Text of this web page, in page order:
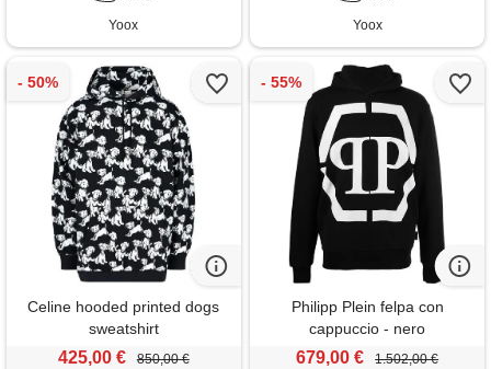
Yoox
Yoox
Celine hooded printed dogs
sweatshirt
425,00 € 850,00 €
Philipp Plein felpa con
cappuccio - nero
679,00 € 1.502,00 €